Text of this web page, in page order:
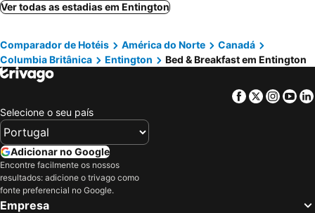
Ver todas as estadias em Entington
Comparador de Hotéis América do Norte
Canadá
Columbia Britânica
Entington Bed & Breakfast em Entington
Facebook
Twitter
Selecione o seu país
Adicionar no Google
Encontre facilmente os nossos
resultados: adicione o trivago como
fonte preferencial no Google.
Empresa